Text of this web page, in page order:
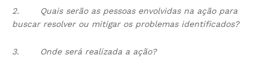
2.
Quais serão as pessoas envolvidas na ação para
buscar resolver ou mitigar os problemas identificados?
3. Onde será realizada a ação?